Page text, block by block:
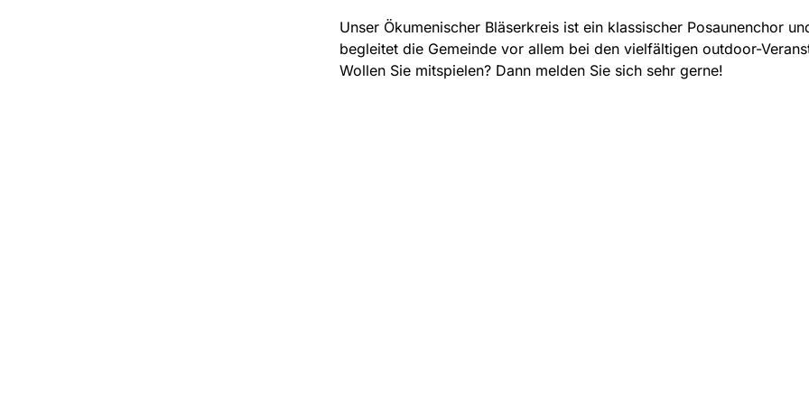
Unser Ökumenischer Bläserkreis ist ein klassischer Posaunenchor
begleitet die Gemeinde vor allem bei den vielfältigen outdoor-
Wollen Sie mitspielen? Dann melden Sie sich sehr gerne!